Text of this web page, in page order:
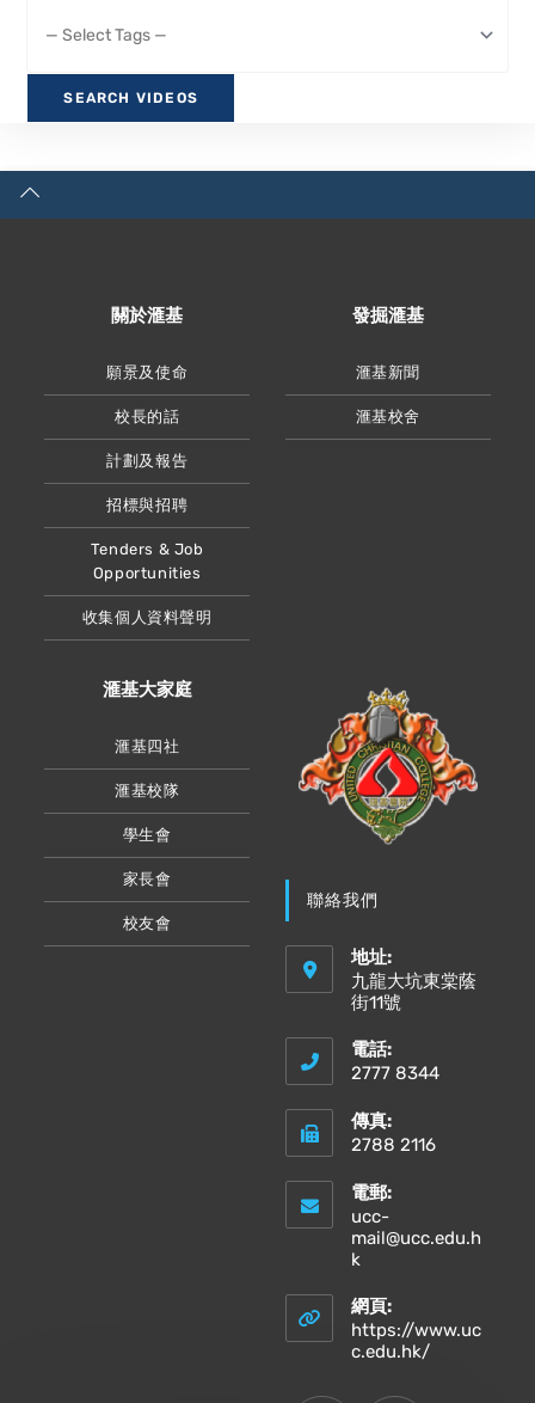
關於滙基
願景及使命
校長的話
計劃及報告
招標與招聘
Tenders & Job
Opportunities
收集個人資料聲明
發掘滙基
滙基新聞
滙基校舍
滙基大家庭
滙基四社
滙基校隊
學生會
家長會
校友會
聯絡我們
地址:
九龍大坑東棠蔭
街11號
電話:
2777 8344
傳真:
2788 2116
電郵:
ucc-
mail@ucc.edu.h
k
your
application
網頁:
https://www.uc
c.edu.hk/Opens